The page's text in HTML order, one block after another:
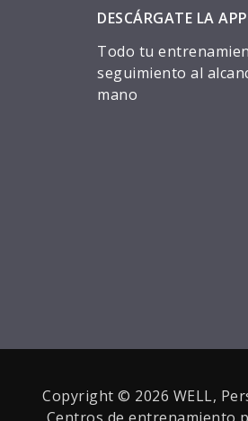
DESCÁRGATE LA APP
Todo tu
seguimiento al
mano
Copyright © 2026 WELL,